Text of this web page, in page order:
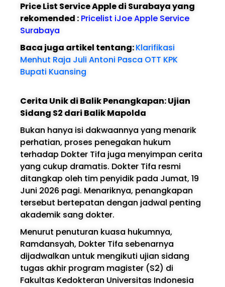
Price List Service Apple di Surabaya yang
rekomended : Pricelist iJoe Apple Service
Surabaya
Baca juga artikel tentang:Klarifikasi
Menhut Raja Juli Antoni Pasca OTT KPK
Bupati Kuansing
Cerita Unik di Balik Penangkapan: Ujian
Sidang S2 dari Balik Mapolda
Bukan hanya isi dakwaannya yang menarik
perhatian, proses penegakan hukum
terhadap Dokter Tifa juga menyimpan cerita
yang cukup dramatis. Dokter Tifa resmi
ditangkap oleh tim penyidik pada Jumat, 19
Juni 2026 pagi. Menariknya, penangkapan
tersebut bertepatan dengan jadwal penting
akademik sang dokter.
Menurut penuturan kuasa hukumnya,
Ramdansyah, Dokter Tifa sebenarnya
dijadwalkan untuk mengikuti ujian sidang
tugas akhir program magister (S2) di
Fakultas Kedokteran Universitas Indonesia